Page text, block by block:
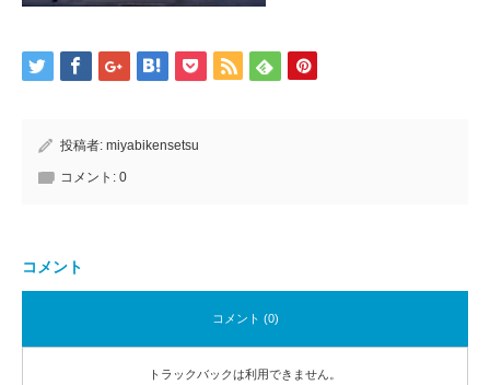
投稿者: miyabikensetsu
コメント: 0
コメント
コメント (0)
トラックバックは利用できません。